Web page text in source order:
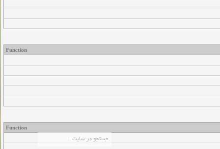
Function
Function